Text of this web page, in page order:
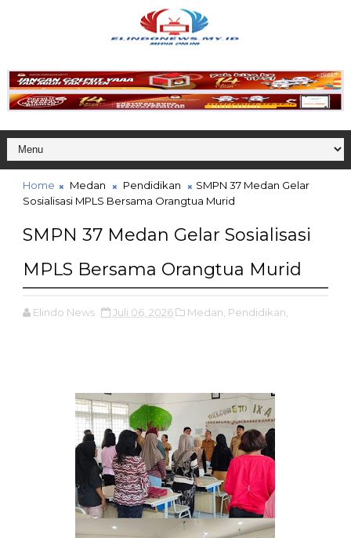
Home Medan Pendidikan
SMPN 37 Medan Gelar
Sosialisasi MPLS Bersama Orangtua Murid
SMPN 37 Medan Gelar Sosialisasi
MPLS Bersama Orangtua Murid
Elindo News Juli 06, 2026 Medan, Pendidikan,